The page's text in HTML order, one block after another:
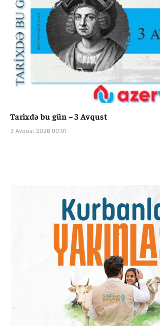
Tarixdə bu gün – 3 Avqust
3 Avqust 2026 00:01